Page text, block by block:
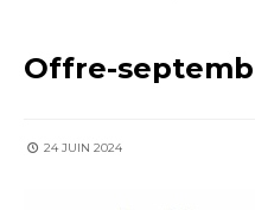
Offre-
24 JUIN 2024